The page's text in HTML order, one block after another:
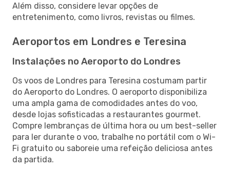
Além disso, considere levar opções de
entretenimento, como livros, revistas ou filmes.
Aeroportos em Londres e Teresina
Instalações no Aeroporto do Londres
Os voos de Londres para Teresina costumam partir
do Aeroporto do Londres. O aeroporto disponibiliza
uma ampla gama de comodidades antes do voo,
desde lojas sofisticadas a restaurantes gourmet.
Compre lembranças de última hora ou um best-seller
para ler durante o voo, trabalhe no portátil com o Wi-
Fi gratuito ou saboreie uma refeição deliciosa antes
da partida.